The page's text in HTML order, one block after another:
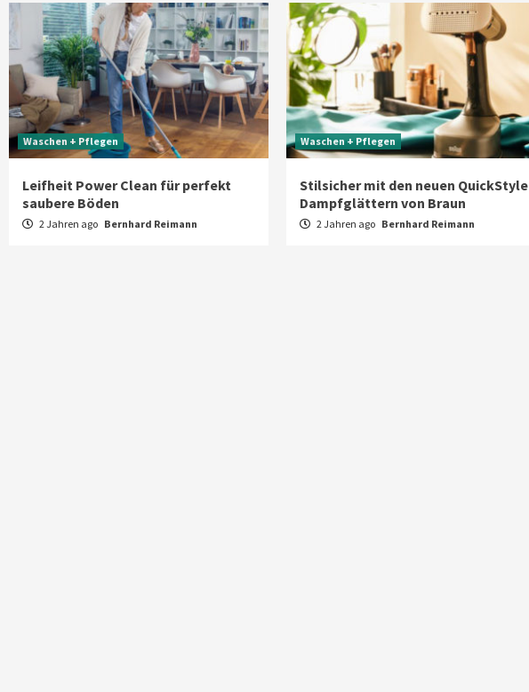
Waschen + Pflegen
Leifheit Power Clean für perfekt
saubere Böden
2 Jahren ago Bernhard Reimann
Waschen + Pflegen
Stilsicher mit den neuen QuickStyle
Dampfglättern von Braun
2 Jahren ago Bernhard Reimann